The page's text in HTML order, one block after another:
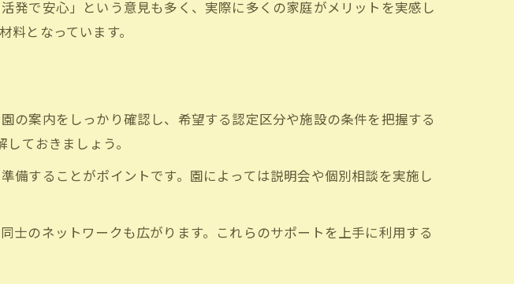
を分かりやすく解説
と選び方のコツ
に与える影響
発で安心」という意見も多く、実際に多くの家庭がメリットを実感し
となっています。
の案内をしっかり確認し、希望する認定区分や施設の条件を把握する
ておきましょう。
備することがポイントです。園によっては説明会や個別相談を実施し
のネットワークも広がります。これらのサポートを上手に利用する